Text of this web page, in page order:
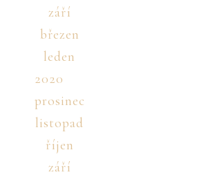
září
březen
leden
2020
prosinec
listopad
říjen
září